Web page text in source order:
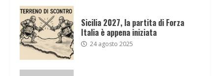
Sicilia 2027, la partita di Forza
Italia è appena iniziata
24 agosto 2025